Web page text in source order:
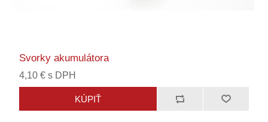
Svorky akumulátora
4,10 € s DPH